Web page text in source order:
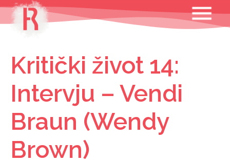
Skip
content
MENU
Kritički život 14:
Intervju – Vendi
Braun (Wendy
Brown)